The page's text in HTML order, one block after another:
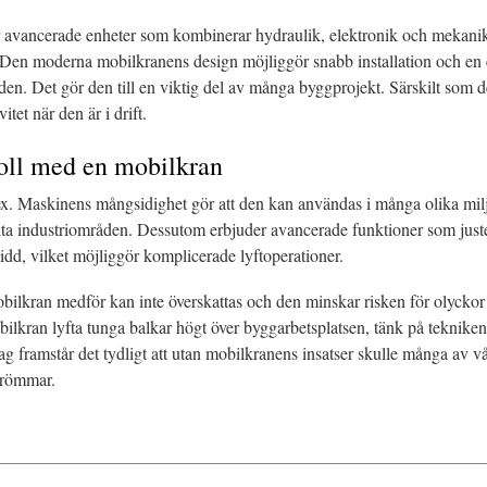
enheter som kombinerar hydraulik, elektronik och
moderna mobilkranens design möjliggör snabb installation och
Det gör den till en viktig del av många byggprojekt. Särskilt som
när den är i drift.
med en mobilkran
Maskinens mångsidighet gör att den kan användas i många olika
industriområden. Dessutom erbjuder avancerade funktioner som
vilket möjliggör komplicerade lyftoperationer.
medför kan inte överskattas och den minskar risken för olyckor
lyfta tunga balkar högt över byggarbetsplatsen, tänk på
framstår det tydligt att utan mobilkranens insatser skulle många av